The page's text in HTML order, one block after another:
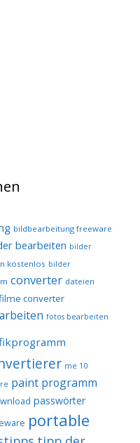
bildbearbeitung freeware
bearbeiten bilder
kostenlos bilder
converter dateien
converter
fotos bearbeiten
me 10
paint programm
passwörter
portable